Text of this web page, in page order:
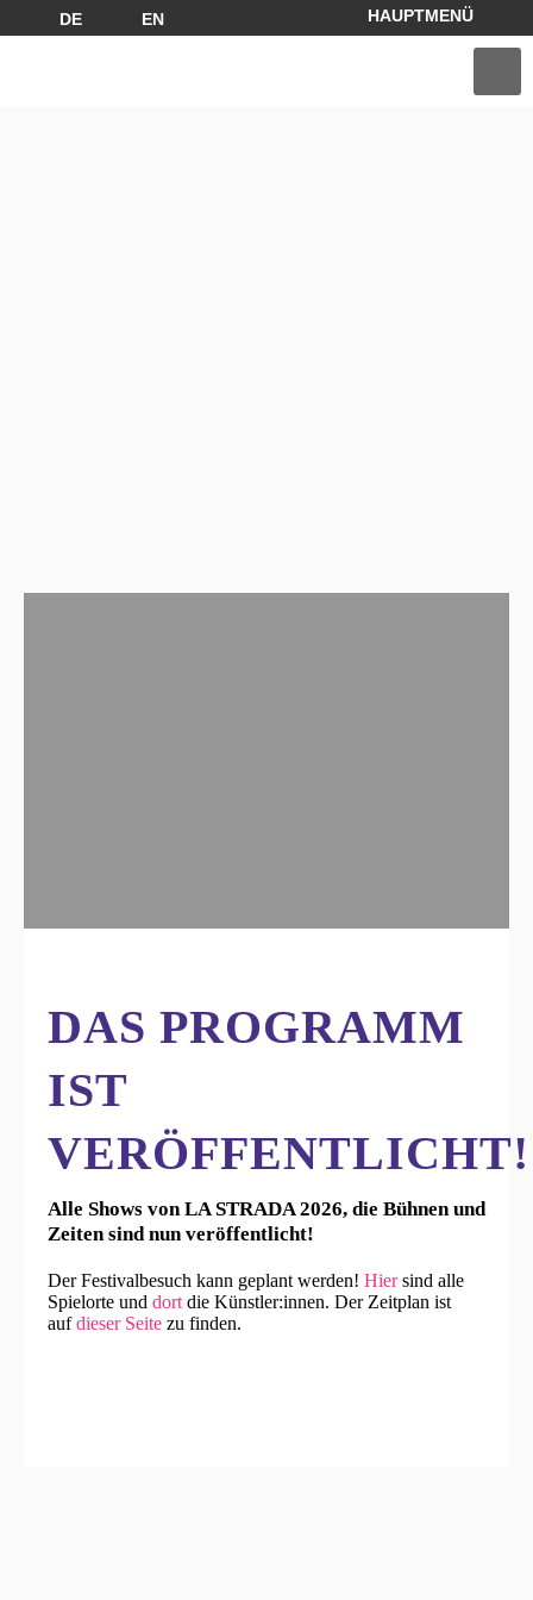
DE EN
DAS PROGRAMM
IST
VERÖFFENTLICHT!
Alle Shows von LA STRADA 2026, die Bühnen und
Zeiten sind nun veröffentlicht!
Der Festivalbesuch kann geplant werden! Hiersind alle
Spielorte und dort die Künstler:innen. Der Zeitplan ist
aufdieser Seite zu finden.